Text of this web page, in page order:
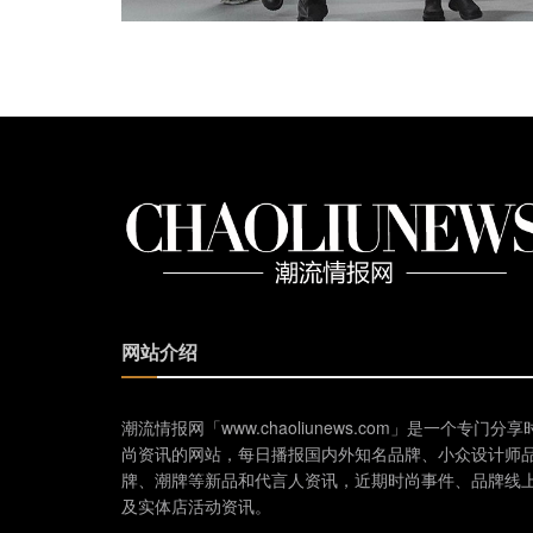
网站介绍
潮流情报网「www.chaoliunews.com」是一个专门分享
尚资讯的网站，每日播报国内外知名品牌、小众设计师
牌、潮牌等新品和代言人资讯，近期时尚事件、品牌线
及实体店活动资讯。